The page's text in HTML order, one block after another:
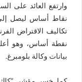
بيانات وكالة بلومبرغ.